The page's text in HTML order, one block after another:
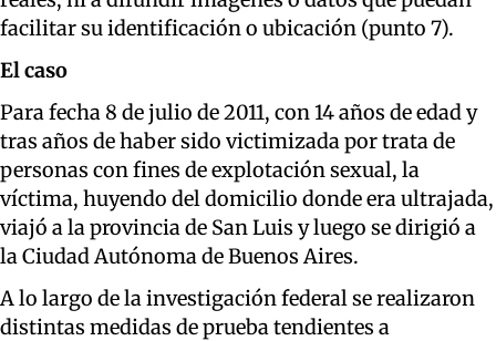
facilitar su identificación o ubicación (punto 7).
El caso
Para fecha 8 de julio de 2011, con 14 años de edad y
tras años de haber sido victimizada por trata de
personas con fines de explotación sexual, la
víctima, huyendo del domicilio donde era ultrajada,
viajó a la provincia de San Luis y luego se dirigió a
la Ciudad Autónoma de Buenos Aires.
A lo largo de la investigación federal se realizaron
distintas medidas de prueba tendientes a